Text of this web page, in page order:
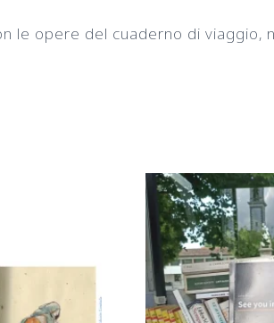
le opere del cuaderno di viaggio,